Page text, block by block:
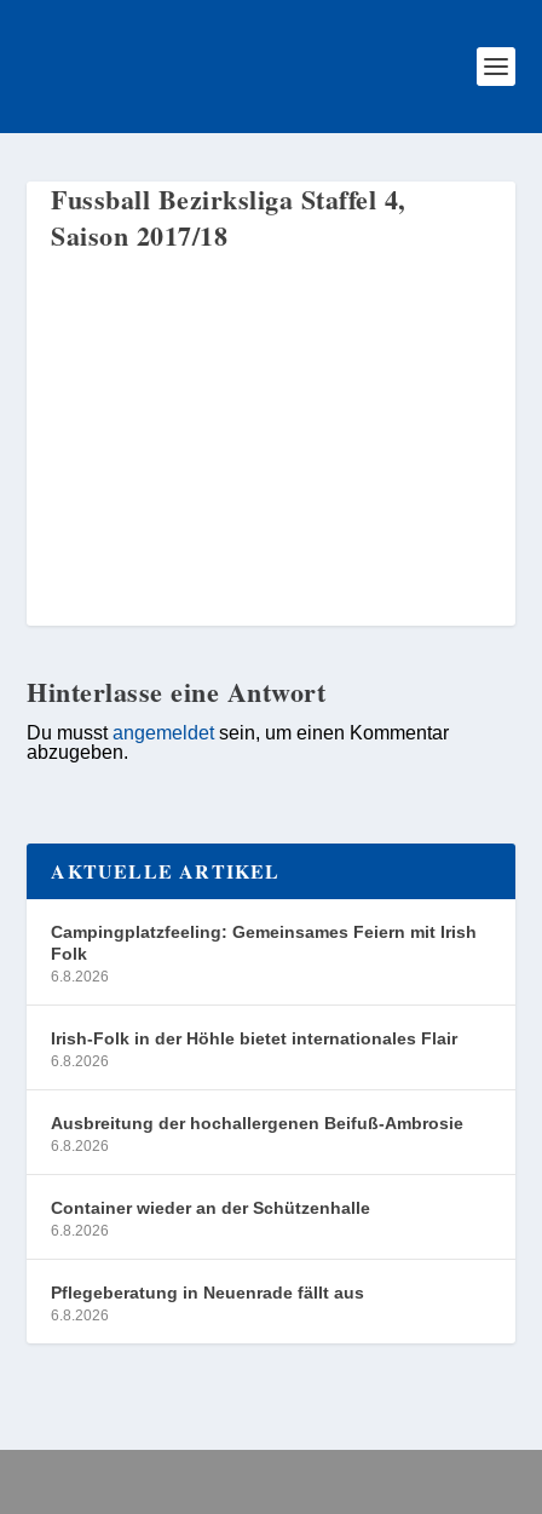
Fussball Bezirksliga Staffel 4,
Saison 2017/18
Hinterlasse eine Antwort
Du musstangemeldetsein, um einen Kommentar
abzugeben.
AKTUELLE ARTIKEL
Campingplatzfeeling: Gemeinsames Feiern mit Irish
Folk
6.8.2026
Irish-Folk in der Höhle bietet internationales Flair
6.8.2026
Ausbreitung der hochallergenen Beifuß-Ambrosie
6.8.2026
Container wieder an der Schützenhalle
6.8.2026
Pflegeberatung in Neuenrade fällt aus
6.8.2026